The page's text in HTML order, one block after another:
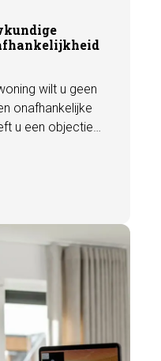
wilt u geen
onafhankelijke
u een objectief
gebreken,
leest u waarom
is en hoe
inspectie u
een woning te